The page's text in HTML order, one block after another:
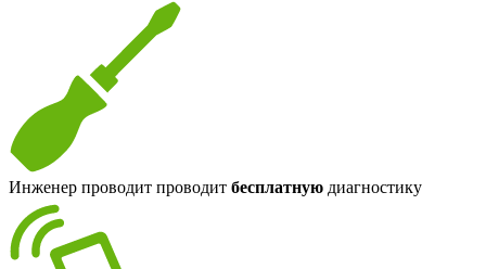
Инженер проводит проводит бесплатную диагностику